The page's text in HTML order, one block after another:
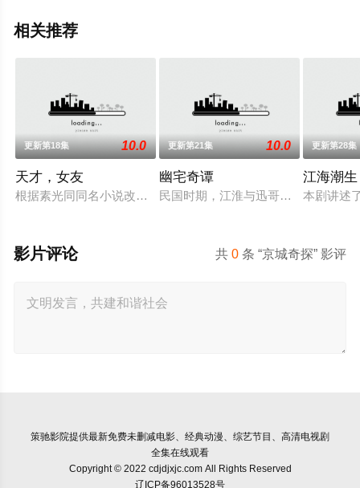
相关推荐
更新第18集 10.0
天才，女友
根据素光同同名小说改编。江逾白长大以后，林知夏忽然对他
更新第21集 10.0
幽宅奇谭
民国时期，江淮与迅哥组成说书班子
更新第28集
江海潮生
本剧讲述
共0 条 “京城奇探” 影评
影片评论
策驰影院提供最新免费未删减电影、经典动漫、综艺节目、高清电视剧
全集在线观看
Copyright © 2022 cdjdjxjc.com All Rights Reserved
辽ICP备96013528号